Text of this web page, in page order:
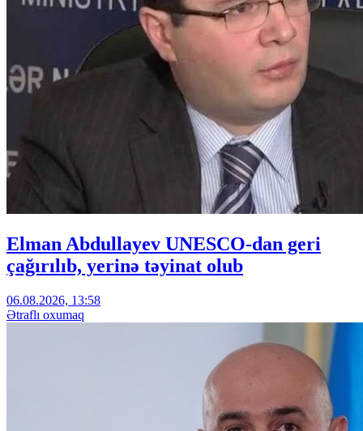
Elman Abdullayev UNESCO-dan geri
çağırılıb, yerinə təyinat olub
06.08.2026, 13:58
Ətraflı oxumaq